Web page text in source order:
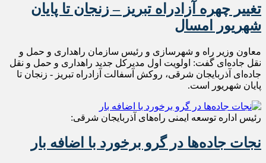
تغییر چهره آزادراه تبریز – زنجان تا پایان
شهریور امسال
معاون وزیر راه و شهرسازی و رئیس سازمان راهداری و حمل و
نقل جاده‌ای گفت: اولویت اول مدیرکل جدید راهداری و حمل و نقل
جاده‌ای آذربایجان شرقی، روکش آسفالت آزادراه تبریز - زنجان تا
پایان شهریور است.
رئیس اداره توسعه ایمنی راه‌های آذربایجان شرقی:
نجات جاده‌ها در گرو برخورد با اضافه بار